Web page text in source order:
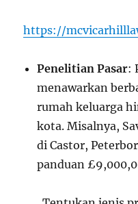
https://
Penelitian Pasar:
menawarkan
rumah keluarga
kota. Misalnya,
di Castor,
panduan